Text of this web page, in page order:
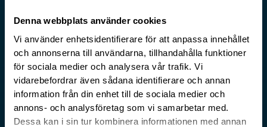
Denna webbplats använder cookies
Vi använder enhetsidentifierare för att anpassa innehållet
och annonserna till användarna, tillhandahålla funktioner
för sociala medier och analysera vår trafik. Vi
vidarebefordrar även sådana identifierare och annan
information från din enhet till de sociala medier och
annons- och analysföretag som vi samarbetar med.
Dessa kan i sin tur kombinera informationen med annan
samband med varje årsredovisning och som ger en
överblick av K2A:s hållbarhetsarbete och resultat på
området.
Se finansiella nyckeltal istället